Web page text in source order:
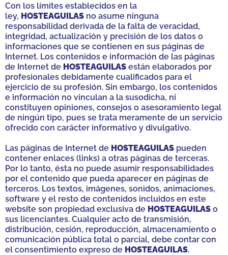
Con los límites establecidos en la
ley, HOSTEAGUILAS no asume ninguna
responsabilidad derivada de la falta de veracidad,
integridad, actualización y precisión de los datos o
informaciones que se contienen en sus páginas de
Internet. Los contenidos e información de las páginas
de Internet de HOSTEAGUILAS están elaborados por
profesionales debidamente cualificados para el
ejercicio de su profesión. Sin embargo, los contenidos
e información no vinculan a la susodicha, ni
constituyen opiniones, consejos o asesoramiento legal
de ningún tipo, pues se trata meramente de un servicio
ofrecido con carácter informativo y divulgativo.
Las páginas de Internet de HOSTEAGUILAS pueden
contener enlaces (links) a otras páginas de terceras.
Por lo tanto, ésta no puede asumir responsabilidades
por el contenido que pueda aparecer en páginas de
terceros. Los textos, imágenes, sonidos, animaciones,
software y el resto de contenidos incluidos en este
website son propiedad exclusiva de HOSTEAGUILAS o
sus licenciantes. Cualquier acto de transmisión,
distribución, cesión, reproducción, almacenamiento o
comunicación pública total o parcial, debe contar con
el consentimiento expreso de HOSTEAGUILAS.